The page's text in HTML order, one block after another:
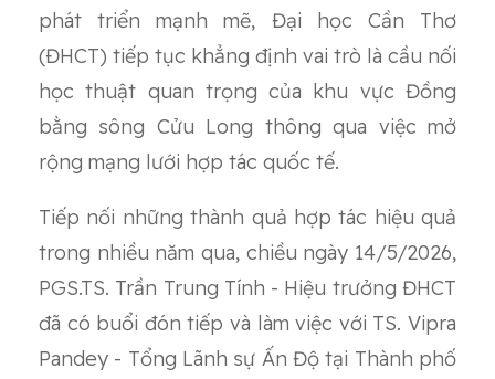
phát triển mạnh mẽ, Đại học Cần Thơ
(ĐHCT) tiếp tục khẳng định vai trò là cầu nối
học thuật quan trọng của khu vực Đồng
bằng sông Cửu Long thông qua việc mở
rộng mạng lưới hợp tác quốc tế.
Tiếp nối những thành quả hợp tác hiệu quả
trong nhiều năm qua, chiều ngày 14/5/2026,
PGS.TS. Trần Trung Tính - Hiệu trưởng ĐHCT
đã có buổi đón tiếp và làm việc với TS. Vipra
Pandey - Tổng Lãnh sự Ấn Độ tại Thành phố